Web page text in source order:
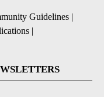
Guidelines |
|